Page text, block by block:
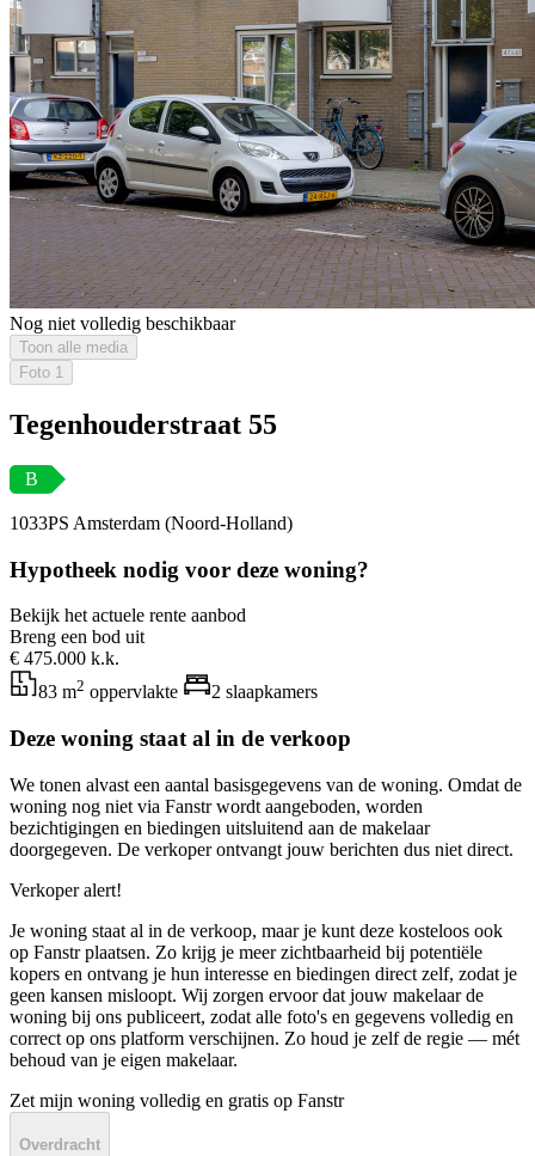
Nog niet volledig beschikbaar
Toon alle media
Foto 1
Tegenhouderstraat 55
B
1033PS Amsterdam (Noord-Holland)
Hypotheek nodig voor deze woning?
Bekijk het actuele rente aanbod
Breng een bod uit
€ 475.000 k.k.
83 m2 oppervlakte 2 slaapkamers
Deze woning staat al in de verkoop
We tonen alvast een aantal basisgegevens van de woning. Omdat de
woning nog niet via Fanstr wordt aangeboden, worden
bezichtigingen en biedingen uitsluitend aan de makelaar
doorgegeven. De verkoper ontvangt jouw berichten dus niet direct.
Verkoper alert!
Je woning staat al in de verkoop, maar je kunt deze kosteloos ook
op Fanstr plaatsen. Zo krijg je meer zichtbaarheid bij potentiële
kopers en ontvang je hun interesse en biedingen direct zelf, zodat je
geen kansen misloopt. Wij zorgen ervoor dat jouw makelaar de
woning bij ons publiceert, zodat alle foto's en gegevens volledig en
correct op ons platform verschijnen. Zo houd je zelf de regie — mét
behoud van je eigen makelaar.
Zet mijn woning volledig en gratis op Fanstr
Overdracht